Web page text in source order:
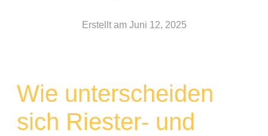
Erstellt am Juni 12, 2025
Wie unterscheiden
sich Riester- und